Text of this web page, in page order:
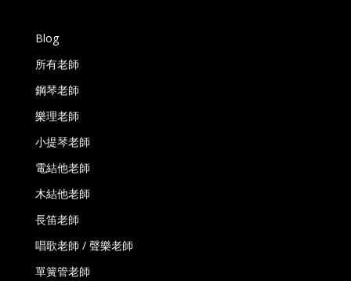
Blog
所有老師
鋼琴老師
樂理老師
小提琴老師
電結他老師
木結他老師
長笛老師
唱歌老師 / 聲樂老師
單簧管老師